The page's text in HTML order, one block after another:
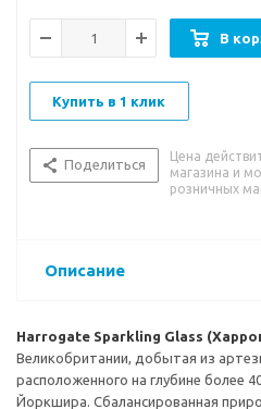
Вода Harrogate не раз являлась
английских турниров по игре в
кусовые особенности:
невысокую минерализацию,
употребляться ежедневно в
В
Купить в 1 клик
Поделиться
Цена
магазина и
розничных
Описание
Harrogate Sparkling Glass
Великобритании, добытая из
расположенного на глубине более
Йоркшира. Сбалансированная